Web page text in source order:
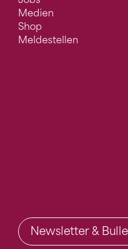
Medien
Shop
Meldestellen
Newsletter &